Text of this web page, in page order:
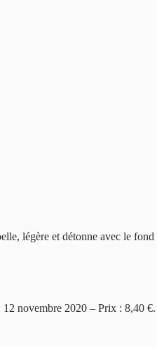
légère et détonne avec le
novembre 2020 – Prix : 8,40 €.